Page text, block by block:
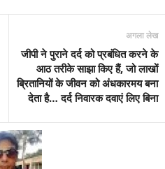
अगला लेख
जीपी ने पुराने दर्द को प्रबंधित करने के
आठ तरीके साझा किए हैं, जो लाखों
ब्रितानियों के जीवन को अंधकारमय बना
देता है… दर्द निवारक दवाएं लिए बिना